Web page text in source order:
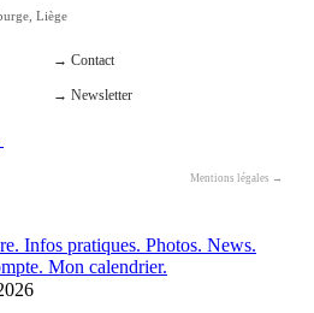
Liège
→ Contact
→ Newsletter
Mentions légales →
Infos pratiques. Photos. News.
Mon calendrier.